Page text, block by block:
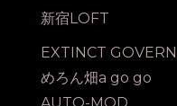
新宿LOFT
EXTINCT
めろん畑a go go